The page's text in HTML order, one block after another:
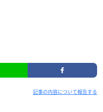
記事の内容について報告する